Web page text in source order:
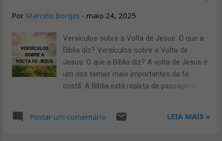
de palavras tornou-se uma ferramenta
compreensão profunda da Bíblia Sagrada
importância para evangelização hoje em dia.
A Importância de Compreender o Significado
de Palavras Bíblicas A Bíblia foi
e grego. E diversas vezes, as traduções
Por Marcelo Borges - maio 24, 2025
Versículos sobre a Volta de Jesus: O que a
Bíblia diz? Versículos sobre a Volta de
Jesus: O que a Bíblia diz? A volta de Jesus é
um dos temas mais importantes da fé
cristã. A Bíblia está repleta de passagens
qual versículo da Bíblia fala sobre a volta de
Postar um comentário LEIA MAIS »